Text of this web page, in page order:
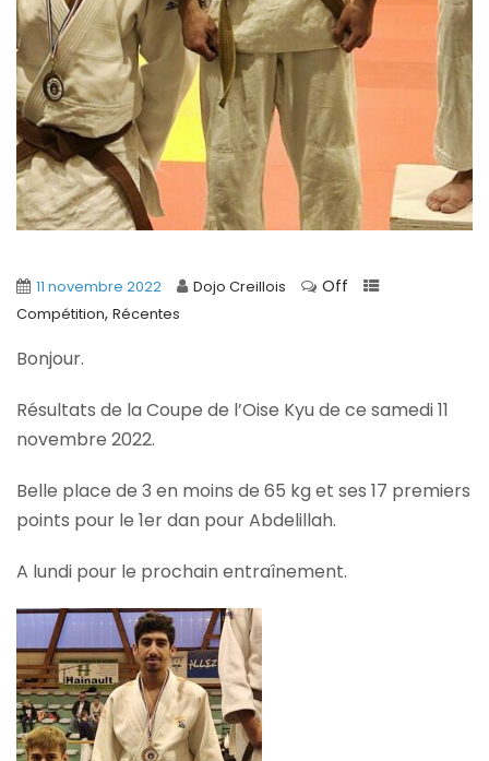
11 novembre 2022 Dojo Creillois Off
Compétition, Récentes
Bonjour.
Résultats de la Coupe de l’Oise Kyu de ce samedi 11
novembre 2022.
Belle place de 3 en moins de 65 kg et ses 17 premiers
points pour le 1er dan pour Abdelillah.
A lundi pour le prochain entraînement.